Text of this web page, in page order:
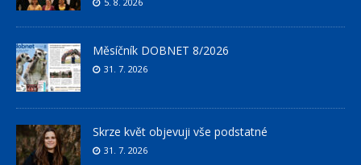
Měsíčník DOBNET 8/2026
31. 7. 2026
Skrze květ objevuji vše podstatné
31. 7. 2026